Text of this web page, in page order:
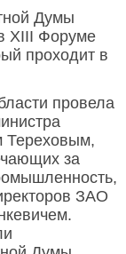
Думы
XIII Форуме
проходит в
провела
Тереховым,
за
ЗАО